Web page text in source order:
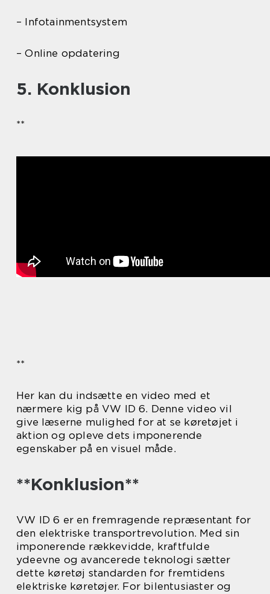
– Infotainmentsystem
– Online opdatering
5. Konklusion
**
**
Her kan du indsætte en video med et
nærmere kig på VW ID 6. Denne video vil
give læserne mulighed for at se køretøjet i
aktion og opleve dets imponerende
egenskaber på en visuel måde.
**Konklusion**
VW ID 6 er en fremragende repræsentant for
den elektriske transportrevolution. Med sin
imponerende rækkevidde, kraftfulde
ydeevne og avancerede teknologi sætter
dette køretøj standarden for fremtidens
elektriske køretøjer. For bilentusiaster og